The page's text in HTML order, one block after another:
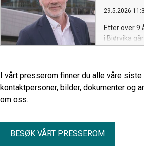
29.5.2026
Etter over 9
i Bjørvika
Opera &
arbeidet
I vårt presserom finner du alle våre
kontaktpersoner, bilder, dokumenter og
om oss.
BESØK VÅRT PRESSEROM